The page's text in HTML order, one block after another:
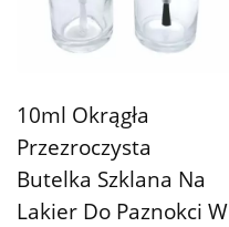
10ml Okrągła
Przezroczysta
Butelka Szklana Na
Lakier Do Paznokci W